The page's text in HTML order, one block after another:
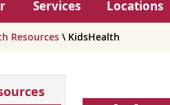
Services Locations
Resources \ KidsHealth